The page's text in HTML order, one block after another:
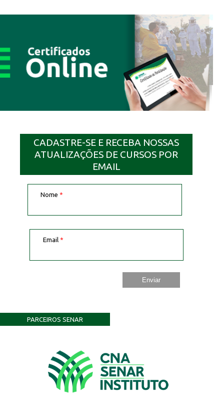
CADASTRE-SE E RECEBA NOSSAS
ATUALIZAÇÕES DE CURSOS POR
EMAIL
Nome *
Email *
PARCEIROS SENAR